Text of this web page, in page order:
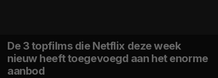
De 3 topfilms die Netflix deze week
nieuw heeft toegevoegd aan het enorme
aanbod